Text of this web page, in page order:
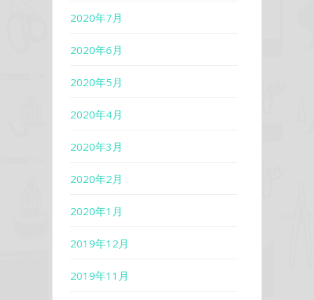
2020年7月
2020年6月
2020年5月
2020年4月
2020年3月
2020年2月
2020年1月
2019年12月
2019年11月